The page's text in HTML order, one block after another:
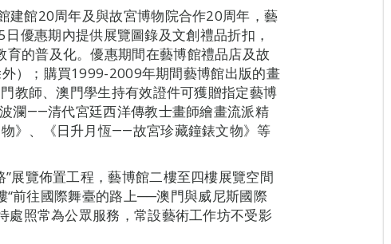
建館20周年及與故宮博物院合作20周年，藝
優惠期內提供展覽圖錄及文創禮品折扣，
的普及化。優惠期間在藝博館禮品店及故
）；購買1999-2009年期間藝博館出版的畫
教師、澳門學生持有效證件可獲贈指定藝博
瀾――清代宮廷西洋傳教士畫師繪畫流派精
》、《日升月恆――故宮珍藏鐘錶文物》等
展覽佈置工程，藝博館二樓至四樓展覽空間
前往國際舞臺的路上──澳門與威尼斯國際
處照常為公眾服務，常設藝術工作坊不受影